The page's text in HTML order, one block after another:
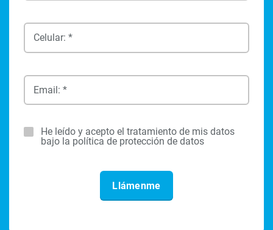
Celular: *
Email: *
He leído y acepto el tratamiento de mis datos
bajo la política de protección de datos